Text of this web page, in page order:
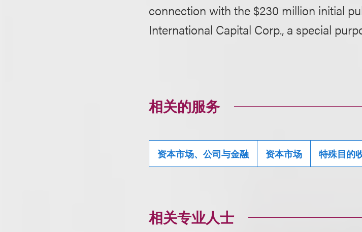
connection with the $230 million initial
International Capital Corp., a special
相关的服务
资本市场、公司与金融 资本市场 特殊目的
相关专业人士